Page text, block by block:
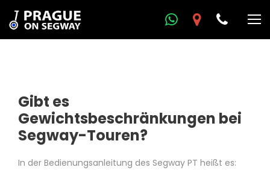
Gibt es
Gewichtsbeschränkungen bei
Segway-Touren?
In der Bedienungsanleitung des Segway PT heißt es: